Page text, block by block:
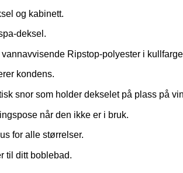
og kabinett.
deksel.
Ripstop-polyester i
kondens.
snor som holder dekselet på plass på
når den ikke er i bruk.
for alle størrelser.
til ditt boblebad.